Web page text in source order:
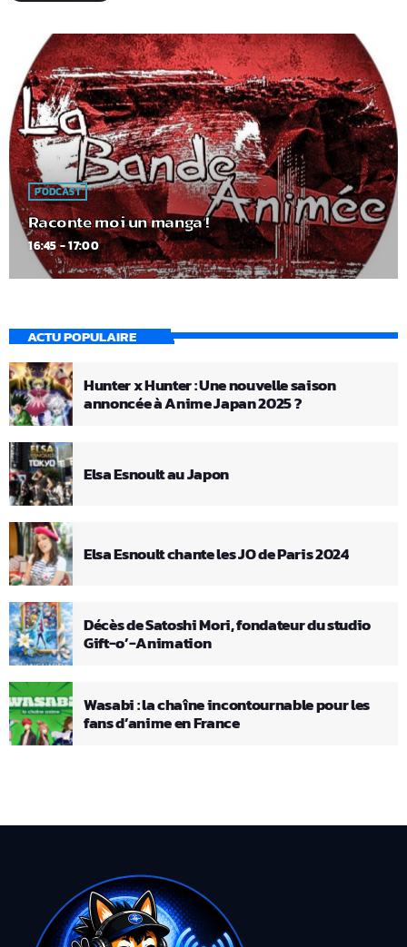
PODCAST
Raconte moi un manga !
16:45 - 17:00
ACTU POPULAIRE
Hunter x Hunter : Une nouvelle saison
annoncée à Anime Japan 2025 ?
Elsa Esnoult au Japon
Elsa Esnoult chante les JO de Paris 2024
Décès de Satoshi Mori, fondateur du studio
Gift-o’-Animation
Wasabi : la chaîne incontournable pour les
fans d’anime en France